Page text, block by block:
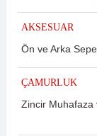
AKSESUAR
Ön ve Arka
ÇAMURLUK
Zincir Muhafaza